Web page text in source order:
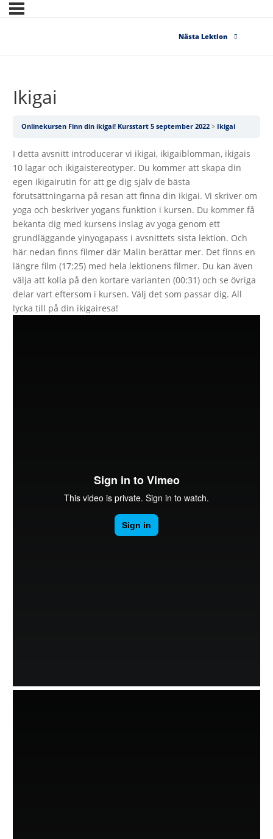
Nästa Lektion
Ikigai
Onlinekursen Finn din ikigai! Kursstart 5 september 2022 Ikigai
I detta avsnitt introducerar vi ikigai, ikigaiblomman, ikigais
10 lagar och ikigaistereotyper. Du kommer att skapa din
egen ikigairutin för att ge dig själv de bästa
förutsättningarna på resan att finna din ikigai. Vi skriver om
yoga och beskriver yogans funktion i kursen. Du kommer få
bekanta dig med kursens inslag av yoga genom ett
grundläggande yinyogapass i avsnittets sista lektion. Och
här nedan finns filmer där Malin berättar mer. Det finns en
längre film (17:25) med hela lektionens filmer. Du kan även
välja att kolla på den kortare varianten (00:31) och se övriga
delar vart eftersom i kursen. Välj det som passar dig. All
lycka till på din ikigairesa!